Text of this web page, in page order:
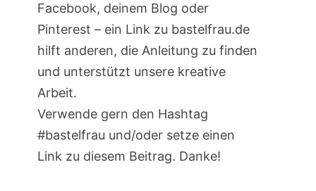
Facebook, deinem Blog oder
Pinterest – ein Link zu bastelfrau.de
hilft anderen, die Anleitung zu finden
und unterstützt unsere kreative
Arbeit.
Verwende gern den Hashtag
#bastelfrau und/oder setze einen
Link zu diesem Beitrag. Danke!